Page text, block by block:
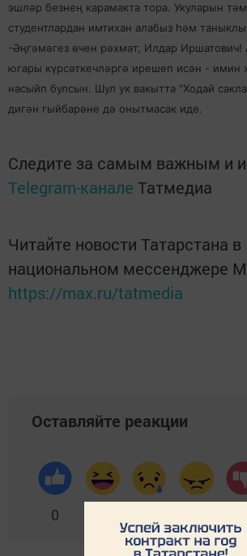
эшләр безнең карамакта тора. Укуларын
студентлардан имтихан алабыз һәм
-Әңгәмәгез өчен рәхмәт, Илдар
югары күрсәткечләргә ирешеп исән - имин
насыйп булсын. Шул ук вакытта "Ходай
дигән гыйбарәне дә онытмасак иде.
Следите за самым важным и
Telegram-канале Татмедиа
Читайте новости Татарстана в
национальном мессенджере
https://max.ru/tatmedia
Оставляйте реакции
0